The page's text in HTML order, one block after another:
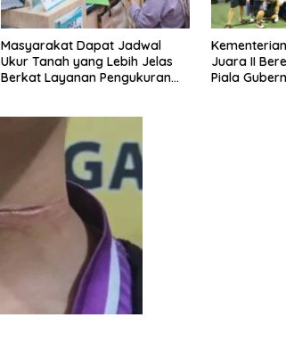
Masyarakat Dapat Jadwal
Ukur Tanah yang Lebih Jelas
Berkat Layanan Pengukuran
Juara II
Piala